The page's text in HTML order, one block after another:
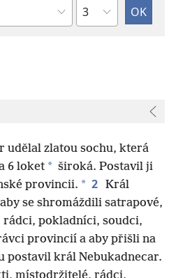
Kapitola
udělal zlatou sochu, která
6 loket * široká. Postavil ji
provincii. * 2 Král
se shromáždili satrapové,
pokladníci, soudci,
provincií a aby přišli na
postavil král Nebukadnecar.